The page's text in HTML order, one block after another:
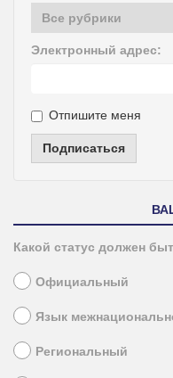
Электронный адрес:
Отпишите меня
Подписаться
Какой статус должен
Официальный
Язык
Региональный